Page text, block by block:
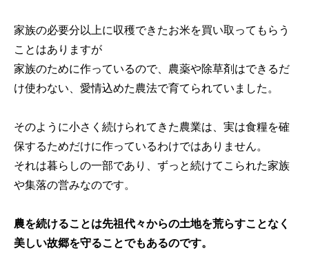
家族の必要分以上に収穫できたお米を買い取ってもらう
ことはありますが
家族のために作っているので、農薬や除草剤はできるだ
け使わない、愛情込めた農法で育てられていました。
そのように小さく続けられてきた農業は、実は食糧を確
保するためだけに作っているわけではありません。
それは暮らしの一部であり、ずっと続けてこられた家族
や集落の営みなのです。
農を続けることは先祖代々からの土地を荒らすことなく
美しい故郷を守ることでもあるのです。